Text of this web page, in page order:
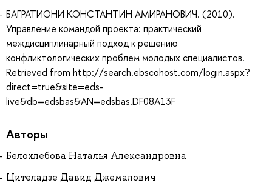
БАГРАТИОНИ КОНСТАНТИН АМИРАНОВИЧ. (2010).
Управление командой проекта: практический
междисциплинарный подход к решению
конфликтологических проблем молодых специалистов.
Retrieved from http://search.ebscohost.com/login.aspx?
direct=true&site=eds-
live&db=edsbas&AN=edsbas.DF08A13F
Авторы
Белохлебова Наталья Александровна
Цителадзе Давид Джемалович